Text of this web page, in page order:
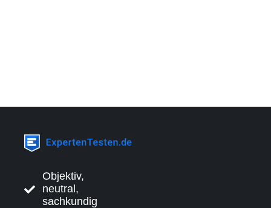
Objektiv,
neutral,
sachkundig